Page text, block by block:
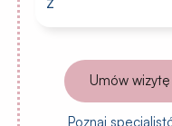
Umów wizytę
Poznaj